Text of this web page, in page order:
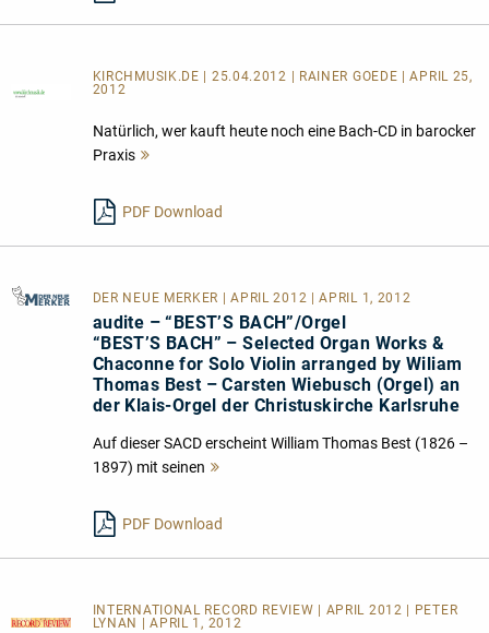
KIRCHMUSIK.DE | 25.04.2012 | RAINER GOEDE | APRIL 25,
2012
Natürlich, wer kauft heute noch eine Bach-CD in barocker
Praxis
PDF Download
DER NEUE MERKER | APRIL 2012 | APRIL 1, 2012
audite – “BEST’S BACH”/Orgel
“BEST’S BACH” – Selected Organ Works &
Chaconne for Solo Violin arranged by Wiliam
Thomas Best – Carsten Wiebusch (Orgel) an
der Klais-Orgel der Christuskirche Karlsruhe
Auf dieser SACD erscheint William Thomas Best (1826 –
1897) mit seinen
PDF Download
INTERNATIONAL RECORD REVIEW | APRIL 2012 | PETER
LYNAN | APRIL 1, 2012